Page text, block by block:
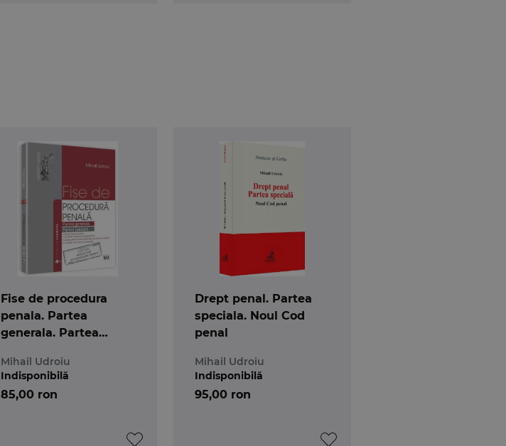
Fise de procedura
penala. Partea
generala. Partea
procedura penala
Mihail Udroiu
85,00 ron
Indisponibilă
Drept penal. Partea
speciala. Noul Cod
penal
Mihail Udroiu
95,00 ron
Indisponibilă